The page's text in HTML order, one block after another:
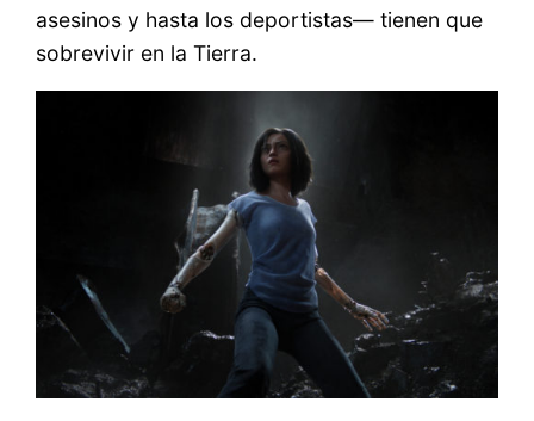
asesinos y hasta los deportistas— tienen que
sobrevivir en la Tierra.